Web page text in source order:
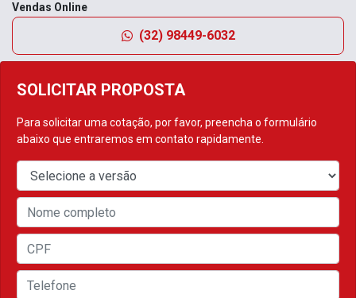
SOLICITAR PROPOSTA
Para solicitar uma cotação, por favor, preencha o formulário
abaixo que entraremos em contato rapidamente.
Vendas Online
(32) 98449-6032